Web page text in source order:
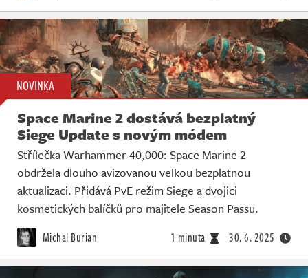
NOVINKA
Space Marine 2 dostává bezplatný
Siege Update s novým módem
Střílečka Warhammer 40,000: Space Marine 2
obdržela dlouho avizovanou velkou bezplatnou
aktualizaci. Přidává PvE režim Siege a dvojici
kosmetických balíčků pro majitele Season Passu.
Michal Burian 1 minuta 30. 6. 2025